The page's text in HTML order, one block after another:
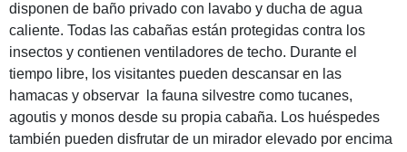
disponen de baño privado con lavabo y ducha de agua
caliente. Todas las cabañas están protegidas contra los
insectos y contienen ventiladores de techo. Durante el
tiempo libre, los visitantes pueden descansar en las
hamacas y observar la fauna silvestre como tucanes,
agoutis y monos desde su propia cabaña. Los huéspedes
también pueden disfrutar de un mirador elevado por encima